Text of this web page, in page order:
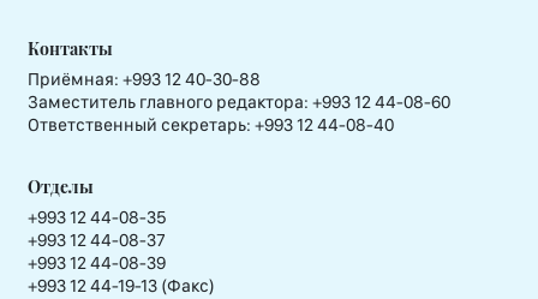
Контакты
Приёмная: +993 12 40-30-88
Заместитель главного редактора: +993 12 44-08-60
Ответственный секретарь: +993 12 44-08-40
Отделы
+993 12 44-08-35
+993 12 44-08-37
+993 12 44-08-39
+993 12 44-19-13 (Факс)